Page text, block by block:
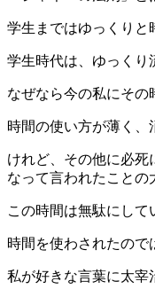
学生まではゆっくりと
学生時代は、ゆっくり
なぜなら今の私にその
時間の使い方が薄く、
けれど、その他に必
なって言われたことの
この時間は無駄にして
時間を使わされたので
私が好きな言葉に太宰